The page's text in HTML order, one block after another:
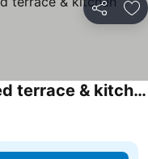
Partager
Giljana ensuite rooms shared terrace & kitchen